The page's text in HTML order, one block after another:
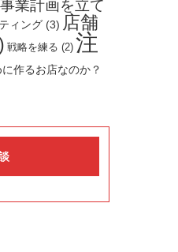
事業計画を立て
ィング (3) 店舗
戦略を練る (2) 注
作るお店なのか？